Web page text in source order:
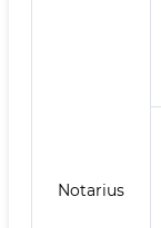
Notarius